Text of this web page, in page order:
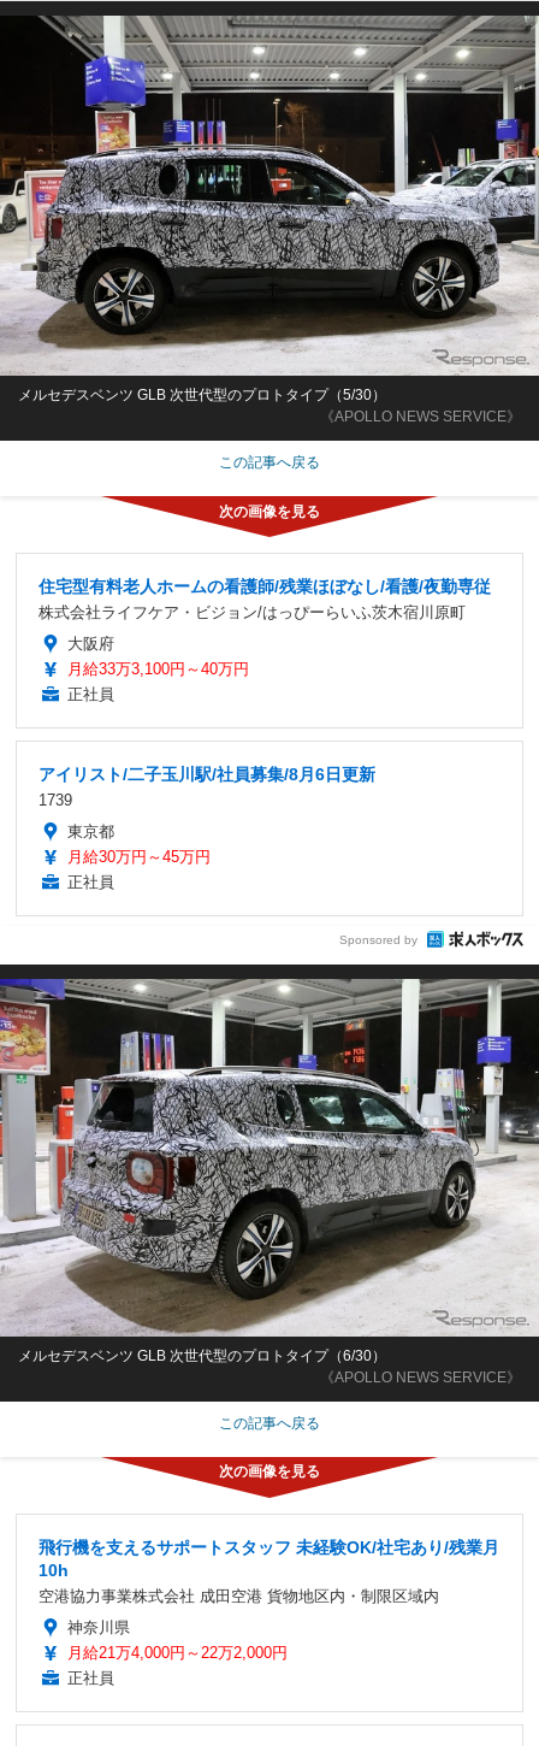
《APOLLO NEWS SERVICE》
メルセデスベンツ GLB 次世代型のプロトタイプ（5/30）
この記事へ戻る
住宅型有料老人ホームの看護師/残業ほぼなし/看護/夜勤専従
株式会社ライフケア・ビジョン/はっぴーらいふ茨木宿川原町
大阪府
月給33万3,100円～40万円
正社員
アイリスト/二子玉川駅/社員募集/8月6日更新
1739
東京都
月給30万円～45万円
正社員
Sponsored by
《APOLLO NEWS SERVICE》
メルセデスベンツ GLB 次世代型のプロトタイプ（6/30）
この記事へ戻る
飛行機を支えるサポートスタッフ 未経験OK/社宅あり/残業月
10h
空港協力事業株式会社 成田空港 貨物地区内・制限区域内
神奈川県
月給21万4,000円～22万2,000円
正社員